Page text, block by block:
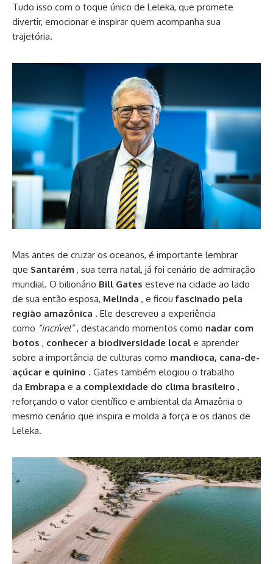
Tudo isso com o toque único de Leleka, que promete
divertir, emocionar e inspirar quem acompanha sua
trajetória.
Mas antes de cruzar os oceanos, é importante lembrar
que Santarém , sua terra natal, já foi cenário de admiração
mundial. O bilionário Bill Gates esteve na cidade ao lado
de sua então esposa, Melinda , e ficoufascinado pela
região amazônica . Ele descreveu a experiência
como “incrível”, destacando momentos como nadar com
botos , conhecer a biodiversidade local e aprender
sobre a importância de culturas como mandioca, cana-de-
açúcar e quinino . Gates também elogiou o trabalho
da Embrapa e a complexidade do clima brasileiro ,
reforçando o valor científico e ambiental da Amazônia o
mesmo cenário que inspira e molda a força e os danos de
Leleka.